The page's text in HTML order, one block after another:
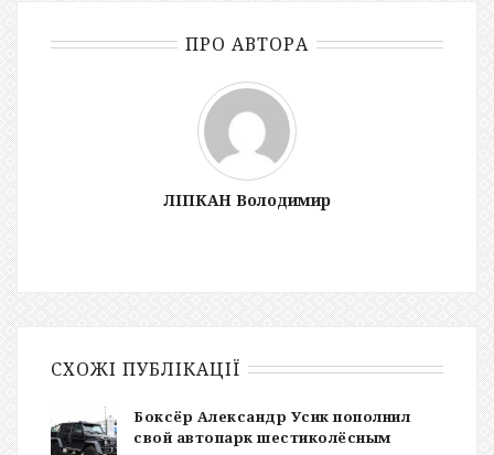
ПРО АВТОРА
ЛІПКАН Володимир
СХОЖІ ПУБЛІКАЦІЇ
Боксёр Александр Усик пополнил
свой автопарк шестиколёсным